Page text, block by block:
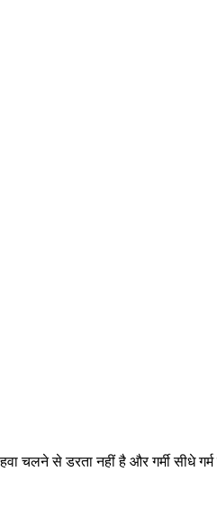
चलने से डरता नहीं है और गर्मी